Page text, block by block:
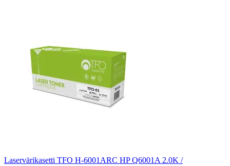
Laservärikasetti TFO H-6001ARC HP Q6001A 2.0K /